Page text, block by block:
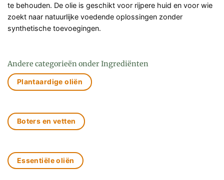
te behouden. De olie is geschikt voor rijpere huid en voor wie
zoekt naar natuurlijke voedende oplossingen zonder
synthetische toevoegingen.
Andere categorieën onder Ingrediënten
Plantaardige oliën
Boters en vetten
Essentiële oliën